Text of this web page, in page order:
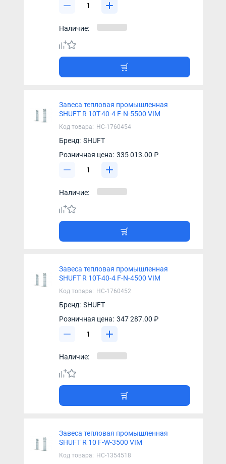
Наличие:
Завеса тепловая промышленная
SHUFT R 10T-40-4 F-N-5500 VIM
Код товара: НС-1760454
Бренд: SHUFT
Розничная цена: 335 013.00 ₽
Наличие:
Завеса тепловая промышленная
SHUFT R 10T-40-4 F-N-4500 VIM
Код товара: НС-1760452
Бренд: SHUFT
Розничная цена: 347 287.00 ₽
Наличие:
Завеса тепловая промышленная
SHUFT R 10 F-W-3500 VIM
Код товара: НС-1354518